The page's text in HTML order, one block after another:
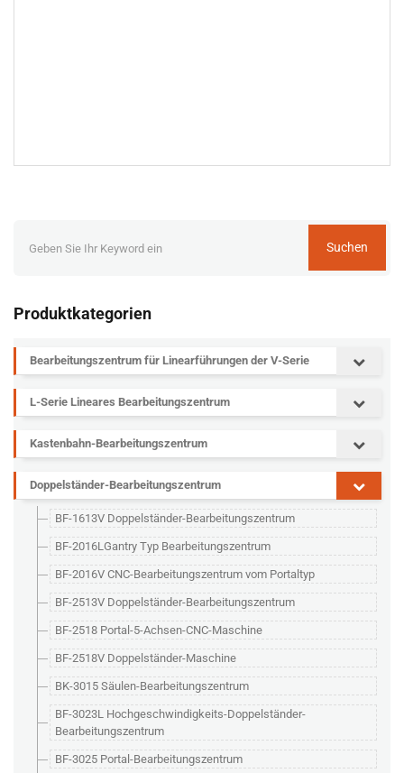
Suchen
Produktkategorien
Bearbeitungszentrum für Linearführungen der V-Serie
L-Serie Lineares Bearbeitungszentrum
Kastenbahn-Bearbeitungszentrum
Doppelständer-Bearbeitungszentrum
BF-1613V Doppelständer-Bearbeitungszentrum
BF-2016LGantry Typ Bearbeitungszentrum
BF-2016V CNC-Bearbeitungszentrum vom Portaltyp
BF-2513V Doppelständer-Bearbeitungszentrum
BF-2518 Portal-5-Achsen-CNC-Maschine
BF-2518V Doppelständer-Maschine
BK-3015 Säulen-Bearbeitungszentrum
BF-3023L Hochgeschwindigkeits-Doppelständer-
Bearbeitungszentrum
BF-3025 Portal-Bearbeitungszentrum